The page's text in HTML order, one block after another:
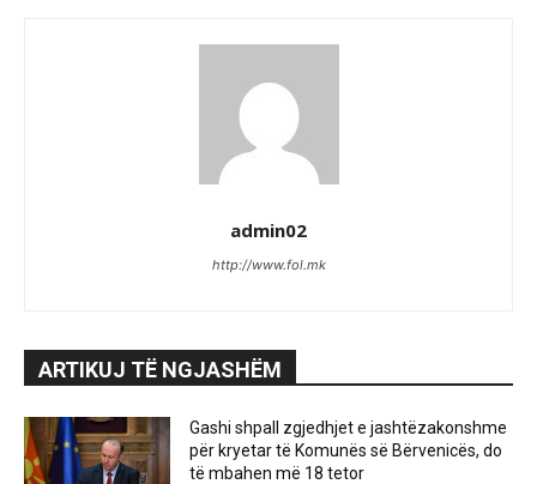
admin02
http://www.fol.mk
ARTIKUJ TË NGJASHËM
Gashi shpall zgjedhjet e jashtëzakonshme
për kryetar të Komunës së Bërvenicës, do
të mbahen më 18 tetor